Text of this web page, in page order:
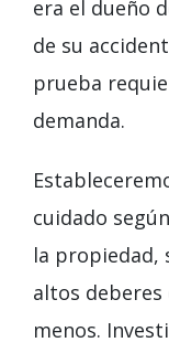
era el dueño
de su
prueba
demanda.
cuidado
la propiedad,
altos
menos.